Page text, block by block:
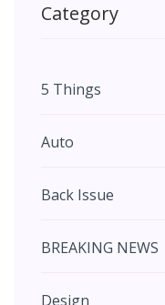
Category
5 Things
Auto
Back Issue
BREAKING NEWS
Design